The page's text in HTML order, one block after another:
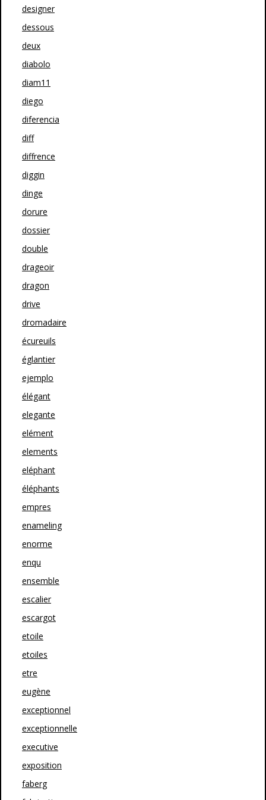
designer
dessous
deux
diabolo
diam11
diego
diferencia
diff
diffrence
diggin
dinge
dorure
dossier
double
drageoir
dragon
drive
dromadaire
écureuils
églantier
ejemplo
élégant
elegante
elément
elements
eléphant
éléphants
empres
enameling
enorme
enqu
ensemble
escalier
escargot
etoile
etoiles
etre
eugène
exceptionnel
exceptionnelle
executive
exposition
faberg